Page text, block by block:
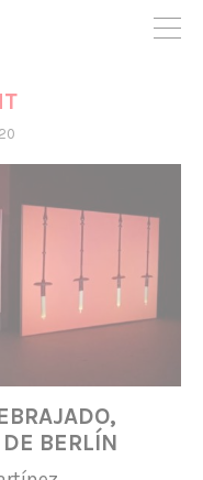
para poder
del proyecto y
BERLÍN